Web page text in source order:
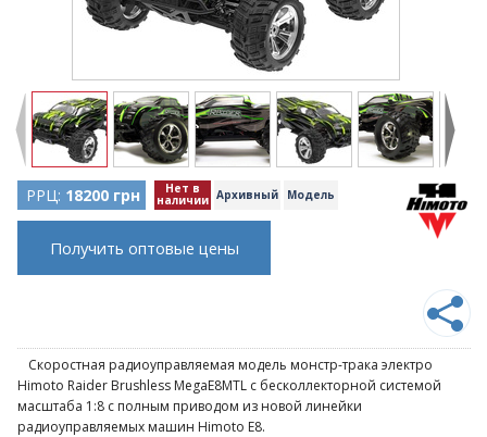
Стать партнером
РРЦ: 18200 грн Нет в
наличии Архивный Модель
Получить оптовые цены
Скоростная радиоуправляемая модель монстр-трака электро
Himoto Raider Brushless MegaE8MTL с бесколлекторной системой
масштаба 1:8 с полным приводом из новой линейки
радиоуправляемых машин Himoto E8.